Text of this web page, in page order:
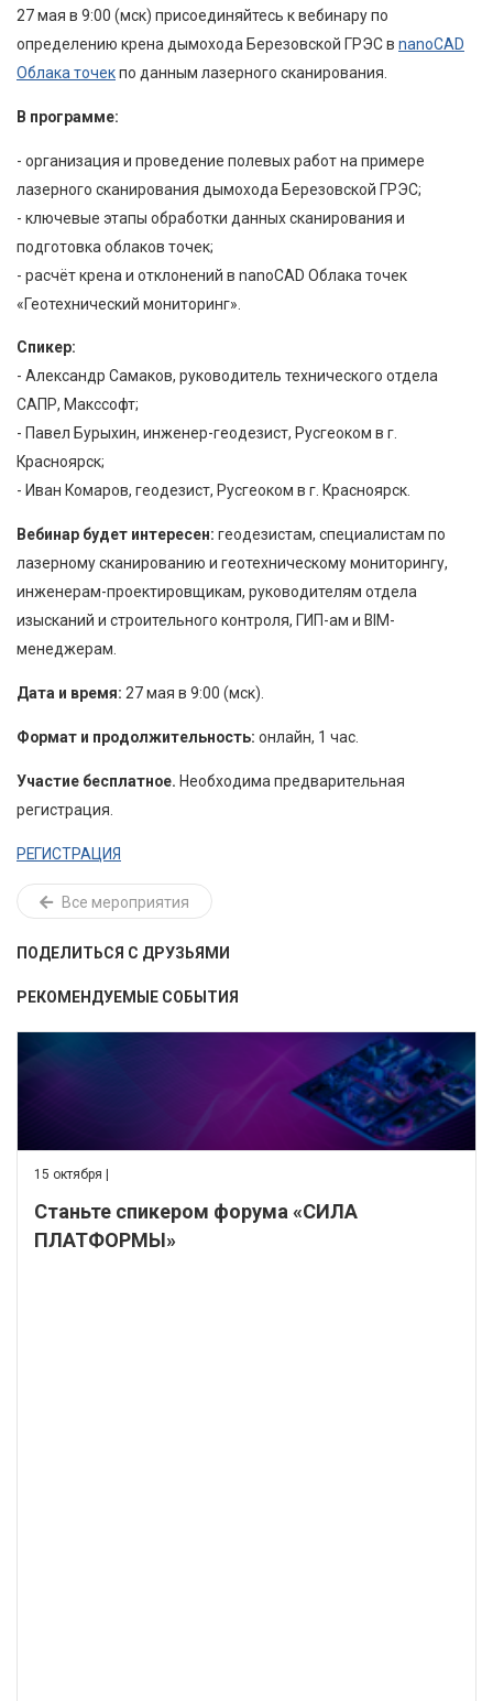
27 мая в 9:00 (мск) присоединяйтесь к вебинару по
определению крена дымохода Березовской ГРЭС в nanoCAD
Облака точекпо данным лазерного сканирования.
В программе:
- организация и проведение полевых работ на примере
лазерного сканирования дымохода Березовской ГРЭС;
- ключевые этапы обработки данных сканирования и
подготовка облаков точек;
- расчёт крена и отклонений в nanoCAD Облака точек
«Геотехнический мониторинг».
Спикер:
- Александр Самаков, руководитель технического отдела
САПР, Макссофт;
- Павел Бурыхин, инженер-геодезист, Русгеоком в г.
Красноярск;
- Иван Комаров, геодезист, Русгеоком в г. Красноярск.
Вебинар будет интересен: геодезистам, специалистам по
лазерному сканированию и геотехническому мониторингу,
инженерам-проектировщикам, руководителям отдела
изысканий и строительного контроля, ГИП-ам и BIM-
менеджерам.
Дата и время: 27 мая в 9:00 (мск).
Формат и продолжительность: онлайн, 1 час.
Участие бесплатное. Необходима предварительная
регистрация.
РЕГИСТРАЦИЯ
Все мероприятия
ПОДЕЛИТЬСЯ С ДРУЗЬЯМИ
РЕКОМЕНДУЕМЫЕ СОБЫТИЯ
15 октября |
Станьте спикером форума «СИЛА
ПЛАТФОРМЫ»